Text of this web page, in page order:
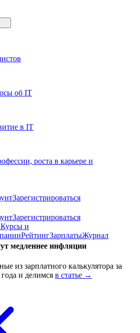
об IT
в IT
роста в карьере и
Зарегистрироваться
Зарегистрироваться
Курсы и
РейтингЗарплатыЖурнал
медленнее инфляции
из зарплатного калькулятора за
и делимся в статье →